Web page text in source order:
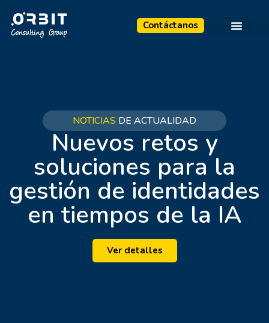
Contáctanos
NOTICIAS DE ACTUALIDAD
Nuevos retos y
soluciones para la
gestión de identidades
en tiempos de la IA
Ver detalles